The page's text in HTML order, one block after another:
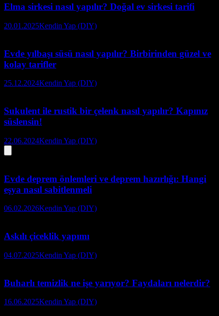
Elma sirkesi nasıl yapılır? Doğal ev sirkesi tarifi
20.01.2025Kendin Yap (DIY)
Evde yılbaşı süsü nasıl yapılır? Birbirinden güzel ve
kolay tarifler
25.12.2024Kendin Yap (DIY)
Sukulent ile rustik bir çelenk nasıl yapılır? Kapınız
süslensin!
22.06.2024Kendin Yap (DIY)
Evde deprem önlemleri ve deprem hazırlığı: Hangi
eşya nasıl sabitlenmeli
06.02.2026Kendin Yap (DIY)
Askılı çiceklik yapımı
04.07.2025Kendin Yap (DIY)
Buharlı temizlik ne işe yarıyor? Faydaları nelerdir?
16.06.2025Kendin Yap (DIY)